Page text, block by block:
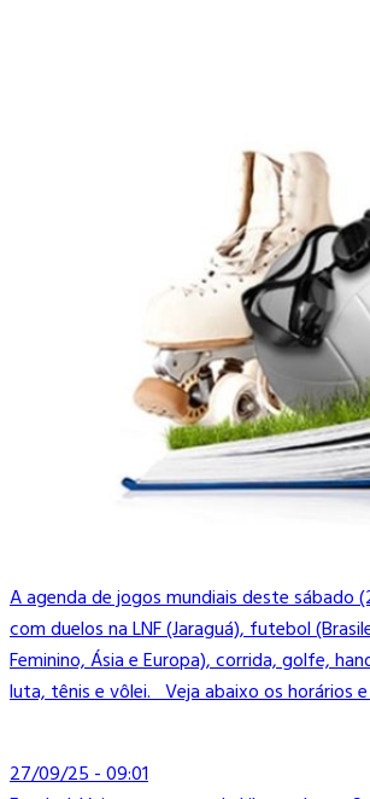
A agenda de jogos mundiais deste sábado
com duelos na LNF (Jaraguá), futebol
Feminino, Ásia e Europa), corrida, golfe,
luta, tênis e vôlei. Veja abaixo os horários e
27/09/25 - 09:01